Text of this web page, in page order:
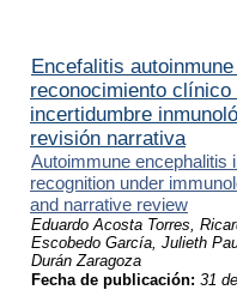
Encefalitis
reconocimiento clínico
incertidumbre
revisión narrativa
Autoimmune encephalitis
recognition under
and narrative review
Eduardo Acosta Torres,
Escobedo García, Julieth
Durán Zaragoza
Fecha de publicación: 31